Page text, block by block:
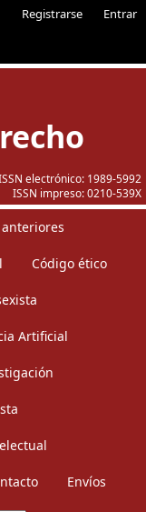
Registrarse Entrar
electrónico: 1989-5992
ISSN impreso:0210-539X
Código ético
Artificial
Envíos